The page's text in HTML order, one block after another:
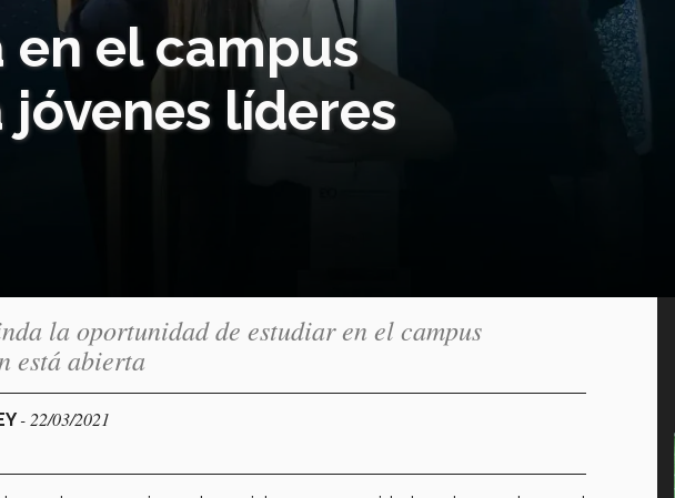
en el campus
líderes
la oportunidad de estudiar en el campus
está abierta
- 22/03/2021